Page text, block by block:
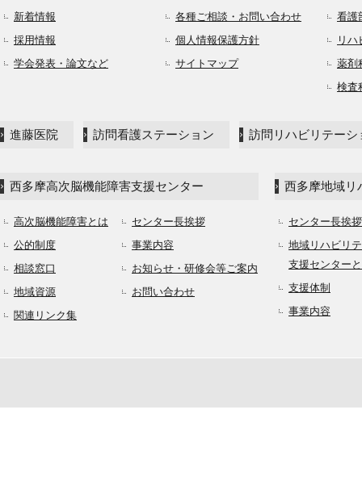
新着情報
各種ご相談・お問い合わせ
採用情報
個人情報保護方針
学会発表・論文など
サイトマップ
看護
リ
薬剤
検査
進藤医院 訪問看護ステーション 訪問リハビリテーシ
西多摩高次脳機能障害支援センター
高次脳機能障害とは
公的制度
相談窓口
地域資源
関連リンク集
センター長挨拶
事業内容
お知らせ・研修会等ご案内
お問い合わせ
西多摩地域リ
センター長挨拶
地域リハビリ
支援センター
支援体制
事業内容